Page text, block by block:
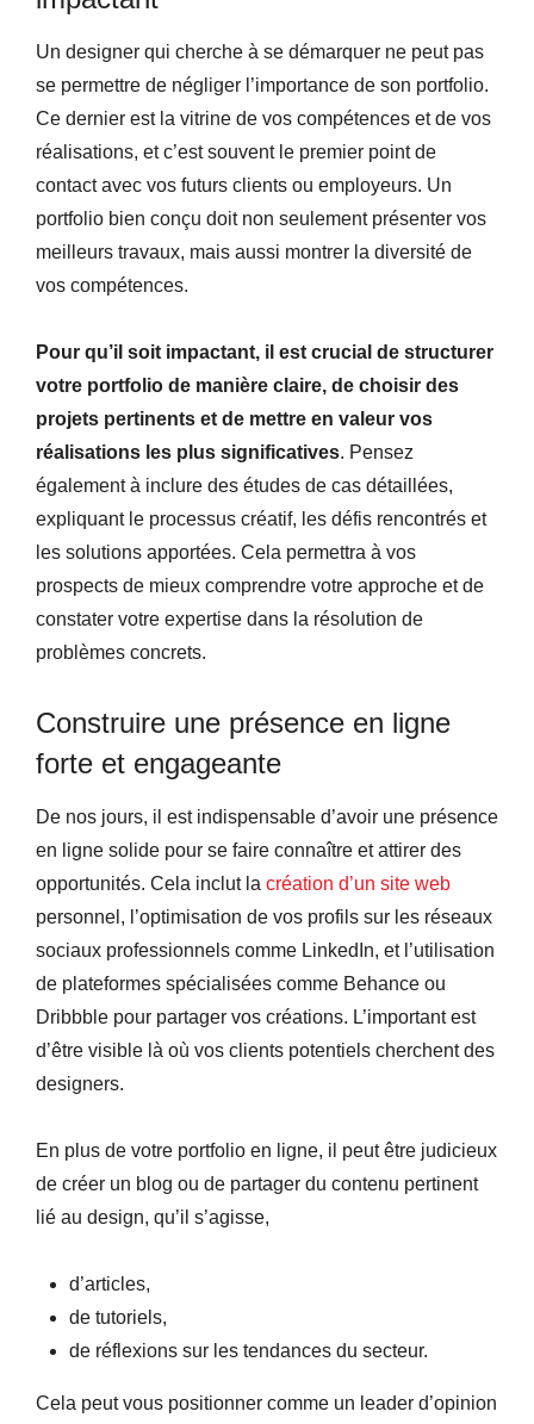
Un designer qui cherche à se démarquer ne peut pas
se permettre de négliger l’importance de son portfolio.
Ce dernier est la vitrine de vos compétences et de vos
réalisations, et c’est souvent le premier point de
contact avec vos futurs clients ou employeurs. Un
portfolio bien conçu doit non seulement présenter vos
meilleurs travaux, mais aussi montrer la diversité de
vos compétences.
Pour qu’il soit impactant, il est crucial de structurer
votre portfolio de manière claire, de choisir des
projets pertinents et de mettre en valeur vos
réalisations les plus significatives. Pensez
également à inclure des études de cas détaillées,
expliquant le processus créatif, les défis rencontrés et
les solutions apportées. Cela permettra à vos
prospects de mieux comprendre votre approche et de
constater votre expertise dans la résolution de
problèmes concrets.
Construire une présence en ligne
forte et engageante
De nos jours, il est indispensable d’avoir une présence
en ligne solide pour se faire connaître et attirer des
opportunités. Cela inclut la création d’un site web
personnel, l’optimisation de vos profils sur les réseaux
sociaux professionnels comme LinkedIn, et l’utilisation
de plateformes spécialisées comme Behance ou
Dribbble pour partager vos créations. L’important est
d’être visible là où vos clients potentiels cherchent des
designers.
En plus de votre portfolio en ligne, il peut être judicieux
de créer un blog ou de partager du contenu pertinent
lié au design, qu’il s’agisse,
d’articles,
de tutoriels,
de réflexions sur les tendances du secteur.
Cela peut vous positionner comme un leader d’opinion